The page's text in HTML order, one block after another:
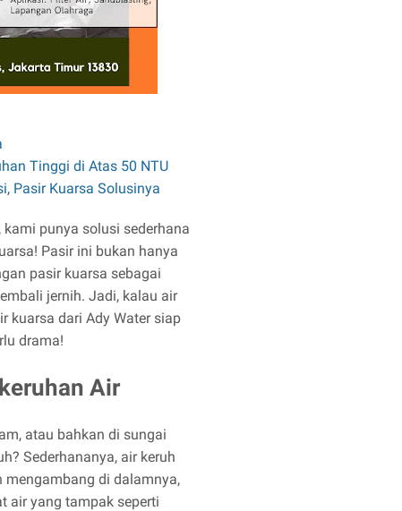
Tinggi di Atas 50 NTU
Pasir Kuarsa Solusinya
punya solusi sederhana
Pasir ini bukan hanya
pasir kuarsa sebagai
jernih. Jadi, kalau air
kuarsa dari Ady Water siap
drama!
Air
atau bahkan di sungai
Sederhananya, air keruh
mengambang di dalamnya,
air yang tampak seperti